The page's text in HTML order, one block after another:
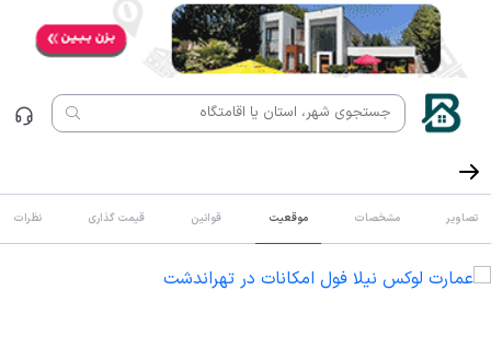
تصاویر مشخصات موقعیت قوانین قیمت گذاری نظرات